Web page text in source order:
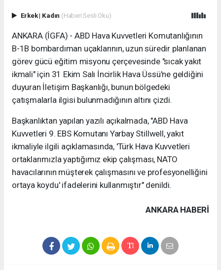
Erkek| Kadın (Haberi Sesli Oku)
ANKARA (İGFA) - ABD Hava Kuvvetleri Komutanlığının
B-1B bombardıman uçaklarının, uzun süredir planlanan
görev gücü eğitim misyonu çerçevesinde "sıcak yakıt
ikmali" için 31 Ekim Salı İncirlik Hava Üssü'ne geldiğini
duyuran İletişim Başkanlığı, bunun bölgedeki
çatışmalarla ilgisi bulunmadığının altını çizdi.
Başkanlıktan yapılan yazılı açıkalmada, "ABD Hava
Kuvvetleri 9. EBS Komutanı Yarbay Stillwell, yakıt
ikmaliyle ilgili açıklamasında, 'Türk Hava Kuvvetleri
ortaklarımızla yaptığımız ekip çalışması, NATO
havacılarının müşterek çalışmasını ve profesyonelliğini
ortaya koydu' ifadelerini kullanmıştır" denildi.
ANKARA HABERİ